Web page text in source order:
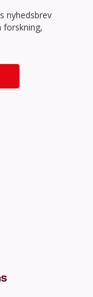
nyhedsbrev
forskning,